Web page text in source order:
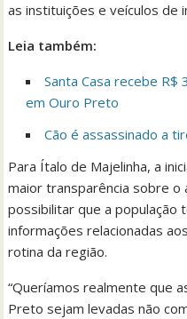
as instituições e veículos de
Leia também:
Santa Casa recebe
em Ouro Preto
Cão é assassinado a
Para Ítalo de Majelinha, a
maior transparência sobre o
possibilitar que a população
informações relacionadas
rotina da região.
“Queríamos realmente que
Preto sejam levadas não